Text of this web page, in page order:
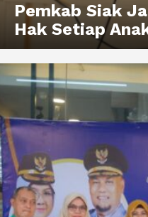
Pemkab Siak
Hak Setiap